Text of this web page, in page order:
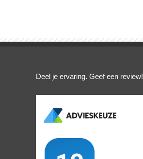
Deel je ervaring. Geef een review!